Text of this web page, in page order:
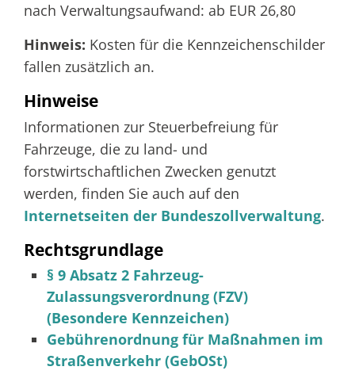
nach Verwaltungsaufwand: ab EUR 26,80
Hinweis: Kosten für die Kennzeichenschilder
fallen zusätzlich an.
Hinweise
Informationen zur Steuerbefreiung für
Fahrzeuge, die zu land- und
forstwirtschaftlichen Zwecken genutzt
werden, finden Sie auch auf den
Internetseiten der Bundeszollverwaltung.
Rechtsgrundlage
§ 9 Absatz 2 Fahrzeug-
Zulassungsverordnung (FZV)
(Besondere Kennzeichen)
Gebührenordnung für Maßnahmen im
Straßenverkehr (GebOSt)